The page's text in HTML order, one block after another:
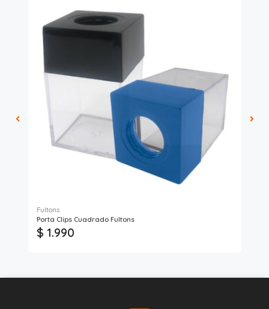
Fultons
Porta Clips Cuadrado Fultons
$ 1.990